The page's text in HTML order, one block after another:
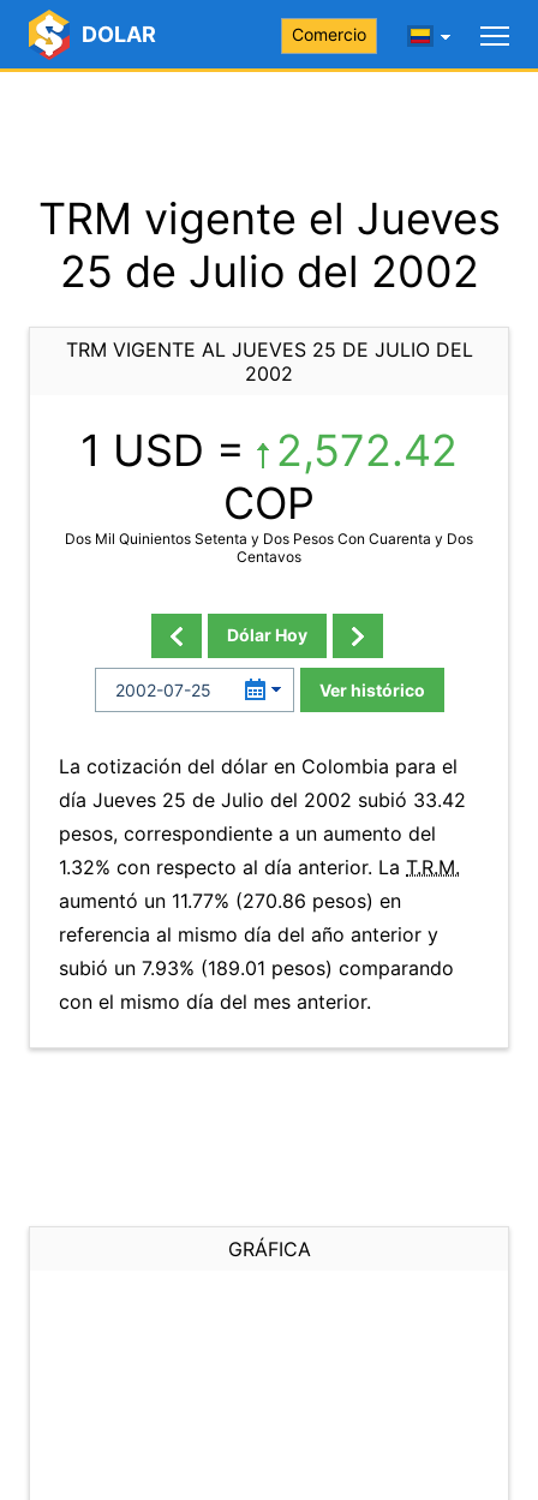
DOLAR Comercio
TRM vigente el Jueves
25 de Julio del 2002
TRM VIGENTE AL JUEVES 25 DE JULIO DEL
2002
1 USD =
2,572.42
COP
Dos Mil Quinientos Setenta y Dos Pesos Con Cuarenta y Dos
Centavos
Dólar Hoy
Ver histórico
La cotización del dólar en Colombia para el
día Jueves 25 de Julio del 2002 subió 33.42
pesos, correspondiente a un aumento del
1.32% con respecto al día anterior. La T.R.M.
aumentó un 11.77% (270.86 pesos) en
referencia al mismo día del año anterior y
subió un 7.93% (189.01 pesos) comparando
con el mismo día del mes anterior.
GRÁFICA